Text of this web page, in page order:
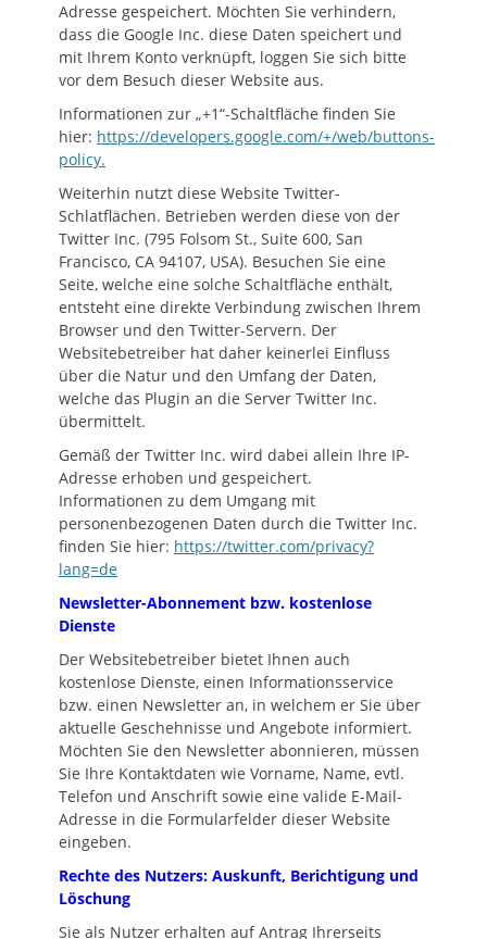
Adresse gespeichert. Möchten Sie verhindern,
dass die Google Inc. diese Daten speichert und
mit Ihrem Konto verknüpft, loggen Sie sich bitte
vor dem Besuch dieser Website aus.
Informationen zur „+1“-Schaltfläche finden Sie
hier: https://developers.google.com/+/web/buttons-
policy.
Weiterhin nutzt diese Website Twitter-
Schlatflächen. Betrieben werden diese von der
Twitter Inc. (795 Folsom St., Suite 600, San
Francisco, CA 94107, USA). Besuchen Sie eine
Seite, welche eine solche Schaltfläche enthält,
entsteht eine direkte Verbindung zwischen Ihrem
Browser und den Twitter-Servern. Der
Websitebetreiber hat daher keinerlei Einfluss
über die Natur und den Umfang der Daten,
welche das Plugin an die Server Twitter Inc.
übermittelt.
Gemäß der Twitter Inc. wird dabei allein Ihre IP-
Adresse erhoben und gespeichert.
Informationen zu dem Umgang mit
personenbezogenen Daten durch die Twitter Inc.
finden Sie hier: https://twitter.com/privacy?
lang=de
Newsletter-Abonnement bzw. kostenlose
Dienste
Der Websitebetreiber bietet Ihnen auch
kostenlose Dienste, einen Informationsservice
bzw. einen Newsletter an, in welchem er Sie über
aktuelle Geschehnisse und Angebote informiert.
Möchten Sie den Newsletter abonnieren, müssen
Sie Ihre Kontaktdaten wie Vorname, Name, evtl.
Telefon und Anschrift sowie eine valide E-Mail-
Adresse in die Formularfelder dieser Website
eingeben.
Rechte des Nutzers: Auskunft, Berichtigung und
Löschung
Sie als Nutzer erhalten auf Antrag Ihrerseits